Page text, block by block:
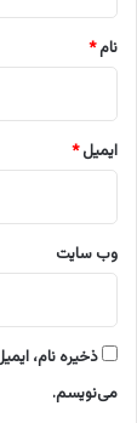
نام*
ایمیل*
وب‌ سایت
ذخیره نام،
می‌نویسم.